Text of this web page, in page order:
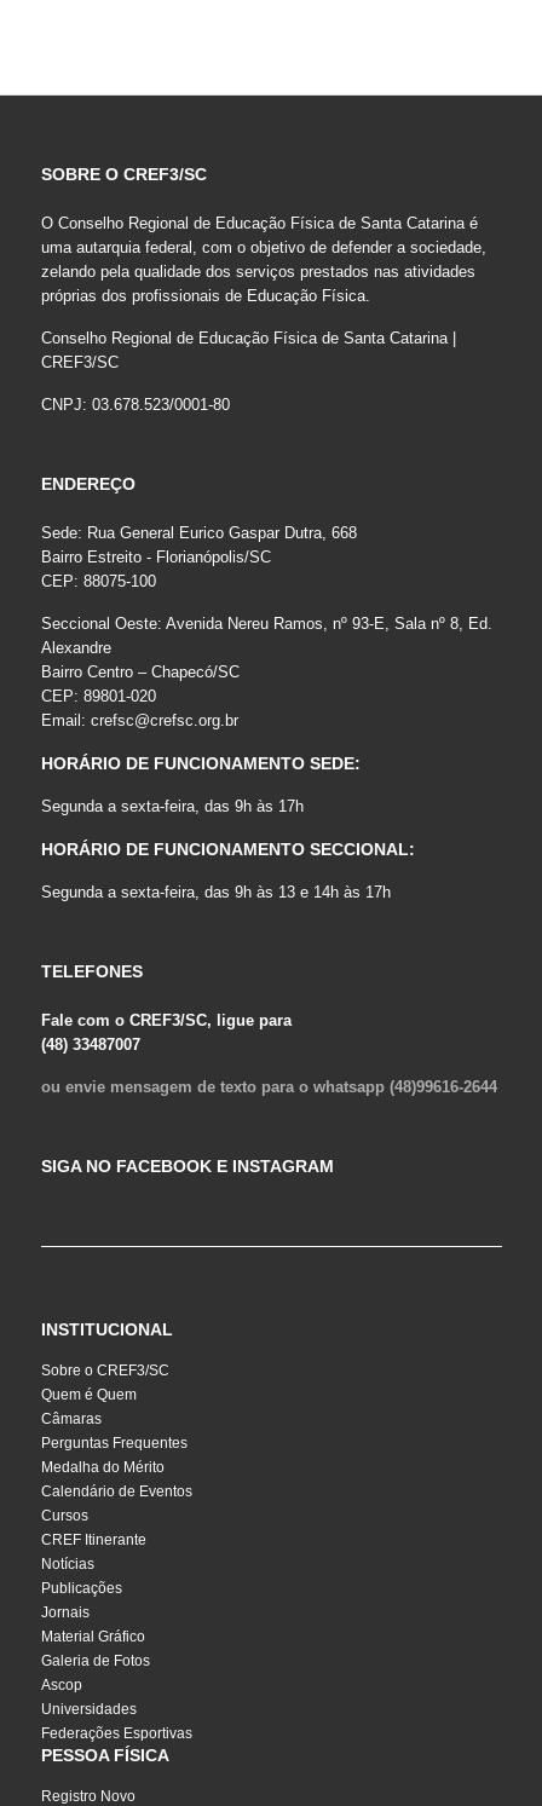
SOBRE O CREF3/SC
O Conselho Regional de Educação Física de Santa Catarina é
uma autarquia federal, com o objetivo de defender a sociedade,
zelando pela qualidade dos serviços prestados nas atividades
próprias dos profissionais de Educação Física.
Conselho Regional de Educação Física de Santa Catarina |
CREF3/SC
CNPJ: 03.678.523/0001-80
ENDEREÇO
Sede: Rua General Eurico Gaspar Dutra, 668
Bairro Estreito - Florianópolis/SC
CEP: 88075-100
Seccional Oeste: Avenida Nereu Ramos, nº 93-E, Sala nº 8, Ed.
Alexandre
Bairro Centro – Chapecó/SC
CEP: 89801-020
Email: crefsc@crefsc.org.br
HORÁRIO DE FUNCIONAMENTO SEDE:
Segunda a sexta-feira, das 9h às 17h
HORÁRIO DE FUNCIONAMENTO SECCIONAL:
Segunda a sexta-feira, das 9h às 13 e 14h às 17h
TELEFONES
Fale com o CREF3/SC, ligue para
(48) 33487007
ou envie mensagem de texto para o whatsapp (48)99616-2644
SIGA NO FACEBOOK E INSTAGRAM
INSTITUCIONAL
Sobre o CREF3/SC
Quem é Quem
Câmaras
Perguntas Frequentes
Medalha do Mérito
Calendário de Eventos
Cursos
CREF Itinerante
Notícias
Publicações
Jornais
Material Gráfico
Galeria de Fotos
Ascop
Universidades
Federações Esportivas
PESSOA FÍSICA
Registro Novo